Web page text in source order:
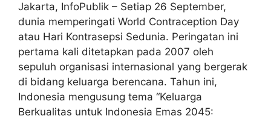
Jakarta, InfoPublik – Setiap 26 September,
dunia memperingati World Contraception Day
atau Hari Kontrasepsi Sedunia. Peringatan ini
pertama kali ditetapkan pada 2007 oleh
sepuluh organisasi internasional yang bergerak
di bidang keluarga berencana. Tahun ini,
Indonesia mengusung tema “Keluarga
Berkualitas untuk Indonesia Emas 2045: